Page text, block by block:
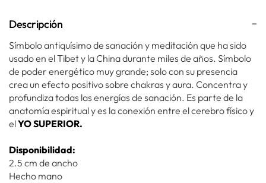
Descripción
Símbolo antiquísimo de sanación y meditación que ha sido
usado en el Tibet y la China durante miles de años. Símbolo
de poder energético muy grande; solo con su presencia
crea un efecto positivo sobre chakras y aura. Concentra y
profundiza todas las energías de sanación. Es parte de la
anatomía espiritual y es la conexión entre el cerebro físico y
elYO SUPERIOR.
Disponibilidad:
2.5 cm de ancho
Hecho mano